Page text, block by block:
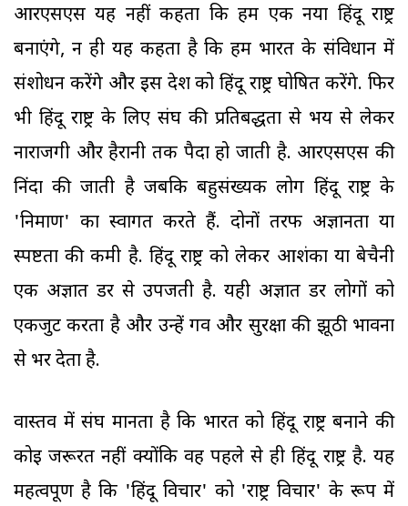
आरएसएस यह नहीं कहता कि हम एक नया हिंदू राष्ट्र
बनाएंगे, न ही यह कहता है कि हम भारत के संविधान में
संशोधन करेंगे और इस देश को हिंदू राष्ट्र घोषित करेंगे. फिर
भी हिंदू राष्ट्र के लिए संघ की प्रतिबद्धता से भय से लेकर
नाराजगी और हैरानी तक पैदा हो जाती है. आरएसएस की
निंदा की जाती है जबकि बहुसंख्यक लोग हिंदू राष्ट्र के
'निर्माण' का स्वागत करते हैं. दोनों तरफ अज्ञानता या
स्पष्टता की कमी है. हिंदू राष्ट्र को लेकर आशंका या बेचैनी
एक अज्ञात डर से उपजती है. यही अज्ञात डर लोगों को
एकजुट करता है और उन्हें गर्व और सुरक्षा की झूठी भावना
से भर देता है.
वास्तव में संघ मानता है कि भारत को हिंदू राष्ट्र बनाने की
कोई जरूरत नहीं क्योंकि वह पहले से ही हिंदू राष्ट्र है. यह
महत्वपूर्ण है कि 'हिंदू विचार' को 'राष्ट्र विचार' के रूप में